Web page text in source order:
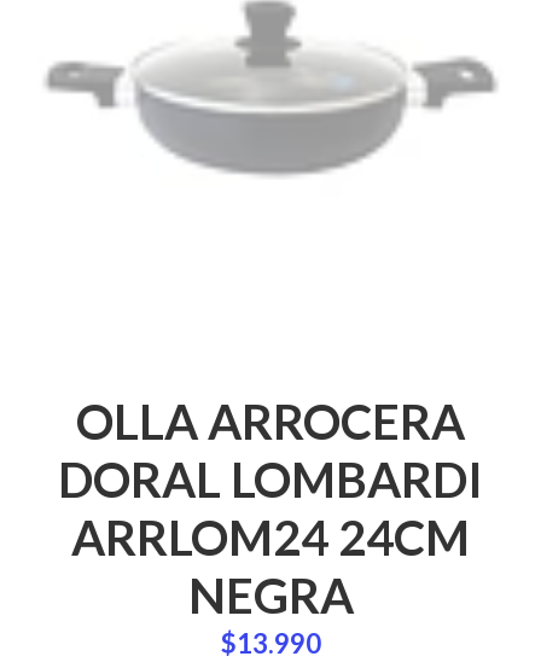
OLLA ARROCERA
DORAL LOMBARDI
ARRLOM24 24CM
NEGRA
$13.990